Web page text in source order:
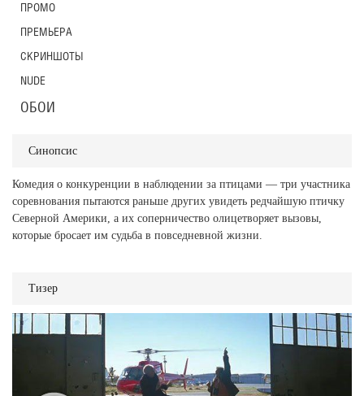
Синопсис
Комедия о конкуренции в наблюдении за птицами — три участника
соревнования пытаются раньше других увидеть редчайшую птичку
Северной Америки, а их соперничество олицетворяет вызовы,
которые бросает им судьба в повседневной жизни.
Тизер
ПРОМО
ПРЕМЬЕРА
СКРИНШОТЫ
NUDE
ОБОИ